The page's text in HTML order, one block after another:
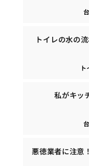
トイレの水の
ト
私がキッ
悪徳業者に注意